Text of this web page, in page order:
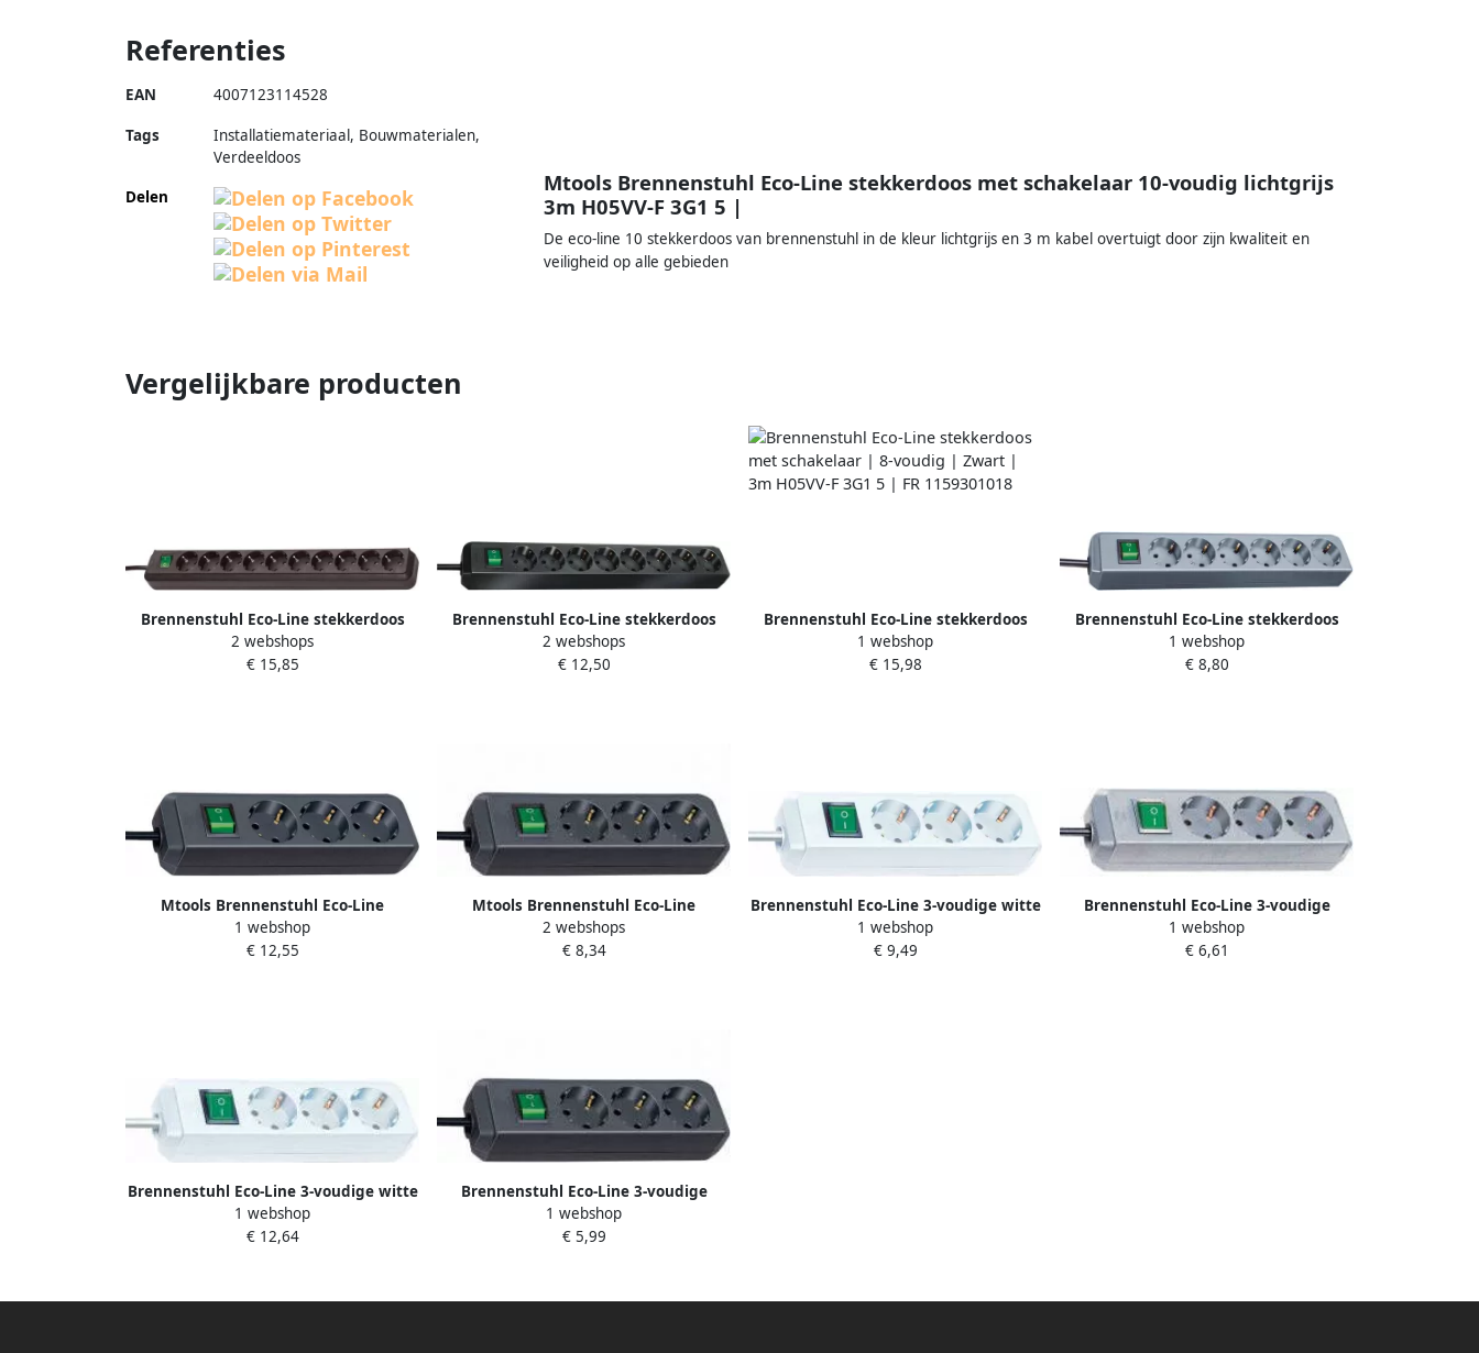
Mtools Brennenstuhl Eco-Line stekkerdoos met schakelaar 10-voudig lichtgrijs
3m H05VV-F 3G1 5 |
De eco-line 10 stekkerdoos van brennenstuhl in de kleur lichtgrijs en 3 m kabel overtuigt door zijn kwaliteit en
veiligheid op alle gebieden
Referenties
EAN 4007123114528
Tags
Installatiemateriaal, Bouwmaterialen,
Verdeeldoos
Delen
Vergelijkbare producten
Brennenstuhl Eco-Line stekkerdoos
met schakelaar 10-voudig zwart 3m
H05VV-F 3G1 5 1159300010
2 webshops
€ 15,85
Brennenstuhl Eco-Line stekkerdoos
met schakelaar 8-voudig zwart 3m
H05VV-F 3G1 5 1159300018
2 webshops
€ 12,50
Brennenstuhl Eco-Line stekkerdoos
met schakelaar | 8-voudig | Zwart |
3m H05VV-F 3G1 5 | FR 1159301018
1 webshop
€ 15,98
Brennenstuhl Eco-Line stekkerdoos
met schakelaar 6-voudig zilver grijs 1 5
m H05VV-F 3G1 5 1159540015
1 webshop
€ 8,80
Mtools Brennenstuhl Eco-Line
stekkerdoos met schakelaar 3-voudig
zwart 5m H05VV-F 3G1 5 |
1 webshop
€ 12,55
Mtools Brennenstuhl Eco-Line
stekkerdoos met schakelaar 3-voudig
zwart 3m H05VV-F 3G1 5 |
2 webshops
€ 8,34
Brennenstuhl Eco-Line 3-voudige witte
stekkerdoos met schakelaar |
1152320400
1 webshop
€ 9,49
Brennenstuhl Eco-Line 3-voudige
zilveren stekkerdoos met schakelaar |
1152340015
1 webshop
€ 6,61
Brennenstuhl Eco-Line 3-voudige witte
stekkerdoos met schakelaar | 1152920
1 webshop
€ 12,64
Brennenstuhl Eco-Line 3-voudige
zwarte stekkerdoos met schakelaar |
1152300015
1 webshop
€ 5,99